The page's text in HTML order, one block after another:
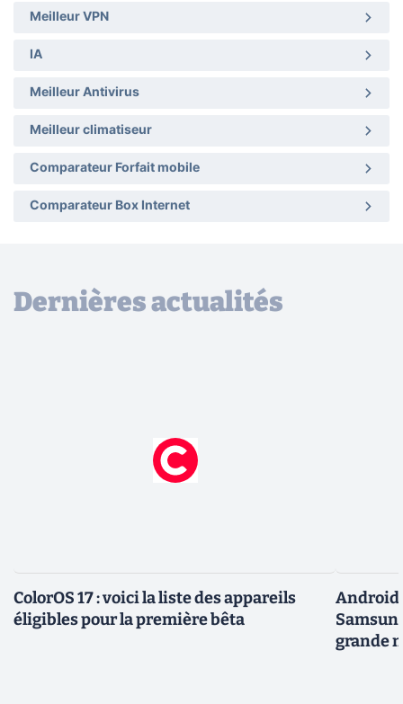
Meilleur VPN
IA
Meilleur Antivirus
Meilleur climatiseur
Comparateur Forfait mobile
Comparateur Box Internet
Dernières actualités
ColorOS 17 : voici la liste des appareils
éligibles pour la première bêta
Android
grande